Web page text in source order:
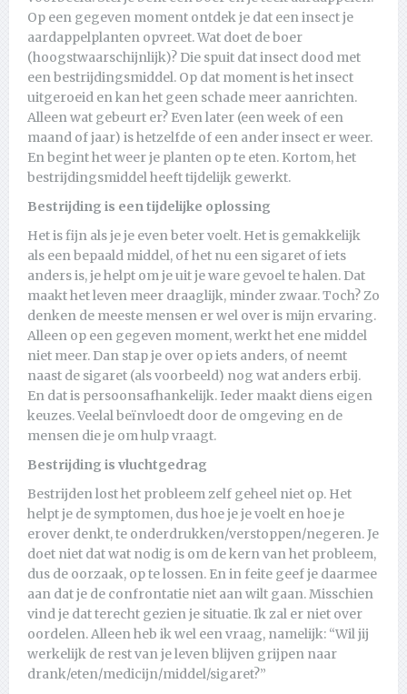
Op een gegeven moment ontdek je dat een insect je
aardappelplanten opvreet. Wat doet de boer
(hoogstwaarschijnlijk)? Die spuit dat insect dood met
een bestrijdingsmiddel. Op dat moment is het insect
uitgeroeid en kan het geen schade meer aanrichten.
Alleen wat gebeurt er? Even later (een week of een
maand of jaar) is hetzelfde of een ander insect er weer.
En begint het weer je planten op te eten. Kortom, het
bestrijdingsmiddel heeft tijdelijk gewerkt.
Bestrijding is een tijdelijke oplossing
Het is fijn als je je even beter voelt. Het is gemakkelijk
als een bepaald middel, of het nu een sigaret of iets
anders is, je helpt om je uit je ware gevoel te halen. Dat
maakt het leven meer draaglijk, minder zwaar. Toch? Zo
denken de meeste mensen er wel over is mijn ervaring.
Alleen op een gegeven moment, werkt het ene middel
niet meer. Dan stap je over op iets anders, of neemt
naast de sigaret (als voorbeeld) nog wat anders erbij.
En dat is persoonsafhankelijk. Ieder maakt diens eigen
keuzes. Veelal beïnvloedt door de omgeving en de
mensen die je om hulp vraagt.
Bestrijding is vluchtgedrag
Bestrijden lost het probleem zelf geheel niet op. Het
helpt je de symptomen, dus hoe je je voelt en hoe je
erover denkt, te onderdrukken/verstoppen/negeren. Je
doet niet dat wat nodig is om de kern van het probleem,
dus de oorzaak, op te lossen. En in feite geef je daarmee
aan dat je de confrontatie niet aan wilt gaan. Misschien
vind je dat terecht gezien je situatie. Ik zal er niet over
oordelen. Alleen heb ik wel een vraag, namelijk: “Wil jij
werkelijk de rest van je leven blijven grijpen naar
drank/eten/medicijn/middel/sigaret?”